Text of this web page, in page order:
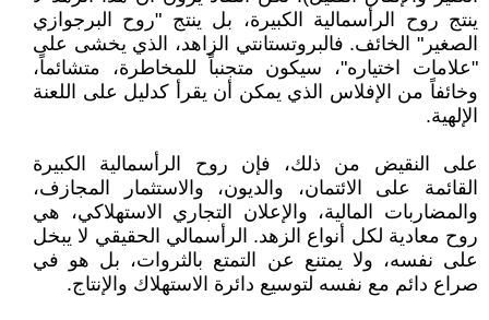
ينتج روح الرأسمالية الكبيرة، بل ينتج "روح البرجوازي
الصغير" الخائف. فالبروتستانتي الزاهد، الذي يخشى على
"علامات اختياره"، سيكون متجنباً للمخاطرة، متشائماً،
وخائفاً من الإفلاس الذي يمكن أن يقرأ كدليل على اللعنة
الإلهية.
على النقيض من ذلك، فإن روح الرأسمالية الكبيرة
القائمة على الائتمان، والديون، والاستثمار المجازف،
والمضاربات المالية، والإعلان التجاري الاستهلاكي، هي
روح معادية لكل أنواع الزهد. الرأسمالي الحقيقي لا يبخل
على نفسه، ولا يمتنع عن التمتع بالثروات، بل هو في
صراع دائم مع نفسه لتوسيع دائرة الاستهلاك والإنتاج.